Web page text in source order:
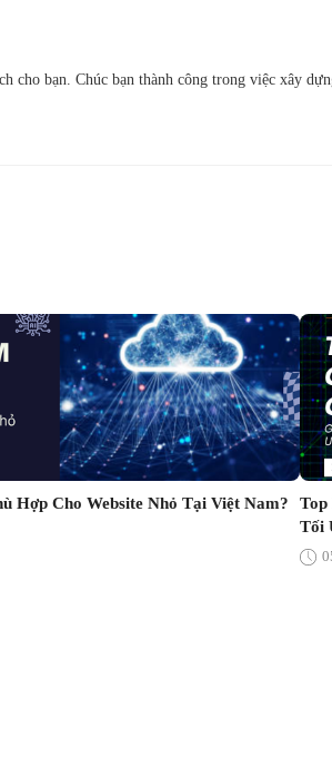
bạn. Chúc bạn thành công trong việc xây
Hợp Cho Website Nhỏ Tại Việt Nam?
Tối